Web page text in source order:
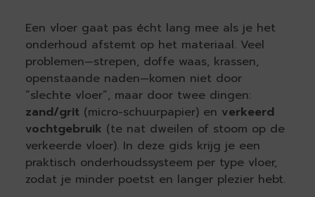
Een vloer gaat pas écht lang mee als je het
onderhoud afstemt op het materiaal. Veel
problemen—strepen, doffe waas, krassen,
openstaande naden—komen niet door
“slechte vloer”, maar door twee dingen:
zand/grit(micro-schuurpapier) en verkeerd
vochtgebruik (te nat dweilen of stoom op de
verkeerde vloer). In deze gids krijg je een
praktisch onderhoudssysteem per type vloer,
zodat je minder poetst en langer plezier hebt.